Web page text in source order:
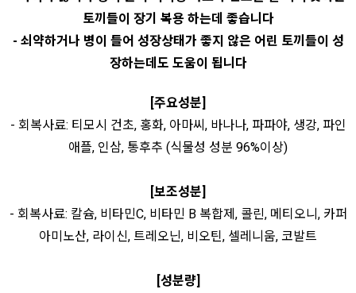
토끼들이 장기 복용 하는데 좋습니다
- 쇠약하거나 병이 들어 성장상태가 좋지 않은 어린 토끼들이 성
장하는데도 도움이 됩니다
[주요성분]
- 회복사료: 티모시 건초, 홍화, 아마씨, 바나나, 파파야, 생강, 파인
애플, 인삼, 통후추 (식물성 성분 96%이상)
[보조성분]
- 회복사료: 칼슘, 비타민C, 비타민 B 복합제, 콜린, 메티오니, 카퍼
아미노산, 라이신, 트레오닌, 비오틴, 셀레니움, 코발트
[성분량]